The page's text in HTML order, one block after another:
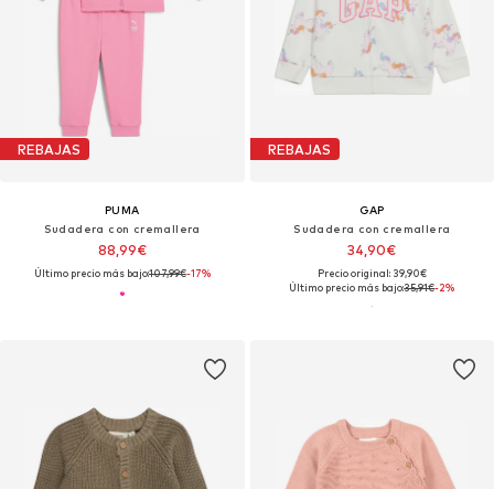
REBAJAS
PUMA
Sudadera con cremallera
88,99€
Último precio más bajo:107,99€-17%
REBAJAS
GAP
Sudadera con cremallera
34,90€
Precio original: 39,90€
Último precio más bajo:35,91€-2%